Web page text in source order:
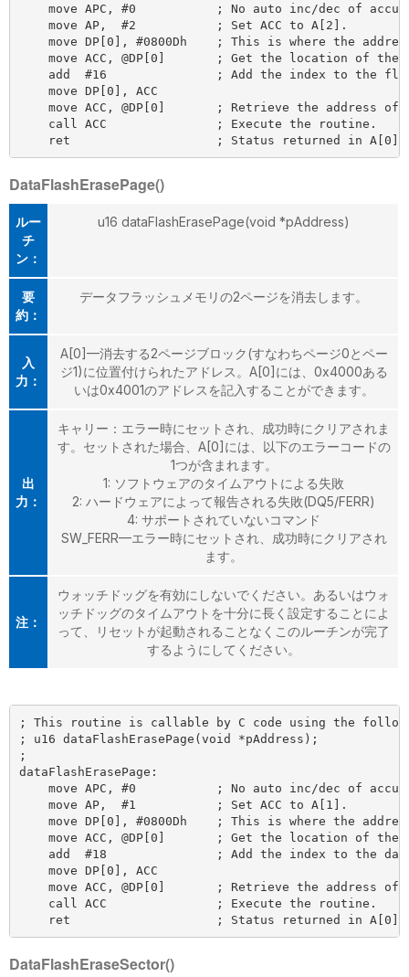
move APC, #0           ; No auto inc/dec of
    move AP,  #2           ; Set ACC to A[2].
move DP[0], #0800Dh    ; This is where the
move ACC, @DP[0]       ; Get the location of the
add  #16               ; Add the index to the
    move DP[0], ACC
move ACC, @DP[0]       ; Retrieve the address of
    call ACC               ; Execute the routine.
DataFlashErasePage()
ルー
チ
ン：
u16 dataFlashErasePage(void *pAddress)
要
約：
データフラッシュメモリの2ページを消去します。
入
力：
A[0]—消去する2ページブロック(すなわちページ0とペー
ジ1)に位置付けられたアドレス。A[0]には、0x4000ある
いは0x4001のアドレスを記入することができます。
出
力：
キャリー：エラー時にセットされ、成功時にクリアされま
す。セットされた場合、A[0]には、以下のエラーコードの
1つが含まれます。
1: ソフトウェアのタイムアウトによる失敗
2: ハードウェアによって報告される失敗(DQ5/FERR)
4: サポートされていないコマンド
SW_FERR—エラー時にセットされ、成功時にクリアされ
ます。
注：
ウォッチドッグを有効にしないでください。あるいはウォ
ッチドッグのタイムアウトを十分に長く設定することによ
って、リセットが起動されることなくこのルーチンが完了
するようにしてください。
; This routine is callable by C code using the
; u16 dataFlashErasePage(void *pAddress);
;
dataFlashErasePage:
move APC, #0           ; No auto inc/dec of
    move AP,  #1           ; Set ACC to A[1].
move DP[0], #0800Dh    ; This is where the
move ACC, @DP[0]       ; Get the location of the
add  #18               ; Add the index to the
    move DP[0], ACC
move ACC, @DP[0]       ; Retrieve the address of
    call ACC               ; Execute the routine.
DataFlashEraseSector()